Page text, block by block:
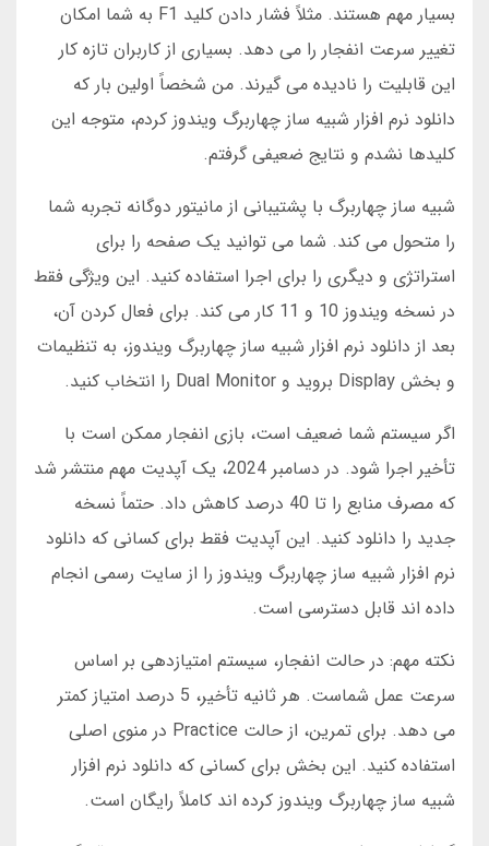
بسیار مهم هستند. مثلاً فشار دادن کلید F1 به شما امکان
تغییر سرعت انفجار را می دهد. بسیاری از کاربران تازه کار
این قابلیت را نادیده می گیرند. من شخصاً اولین بار که
دانلود نرم افزار شبیه ساز چهاربرگ ویندوز کردم، متوجه این
کلیدها نشدم و نتایج ضعیفی گرفتم.
شبیه ساز چهاربرگ با پشتیبانی از مانیتور دوگانه تجربه شما
را متحول می کند. شما می توانید یک صفحه را برای
استراتژی و دیگری را برای اجرا استفاده کنید. این ویژگی فقط
در نسخه ویندوز 10 و 11 کار می کند. برای فعال کردن آن،
بعد از دانلود نرم افزار شبیه ساز چهاربرگ ویندوز، به تنظیمات
و بخش Display بروید و Dual Monitor را انتخاب کنید.
اگر سیستم شما ضعیف است، بازی انفجار ممکن است با
تأخیر اجرا شود. در دسامبر 2024، یک آپدیت مهم منتشر شد
که مصرف منابع را تا 40 درصد کاهش داد. حتماً نسخه
جدید را دانلود کنید. این آپدیت فقط برای کسانی که دانلود
نرم افزار شبیه ساز چهاربرگ ویندوز را از سایت رسمی انجام
داده اند قابل دسترسی است.
نکته مهم: در حالت انفجار، سیستم امتیازدهی بر اساس
سرعت عمل شماست. هر ثانیه تأخیر، 5 درصد امتیاز کمتر
می دهد. برای تمرین، از حالت Practice در منوی اصلی
استفاده کنید. این بخش برای کسانی که دانلود نرم افزار
شبیه ساز چهاربرگ ویندوز کرده اند کاملاً رایگان است.